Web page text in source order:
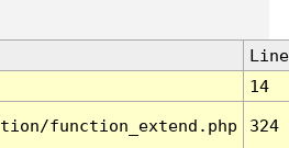
Line
14
function_extend.php 324